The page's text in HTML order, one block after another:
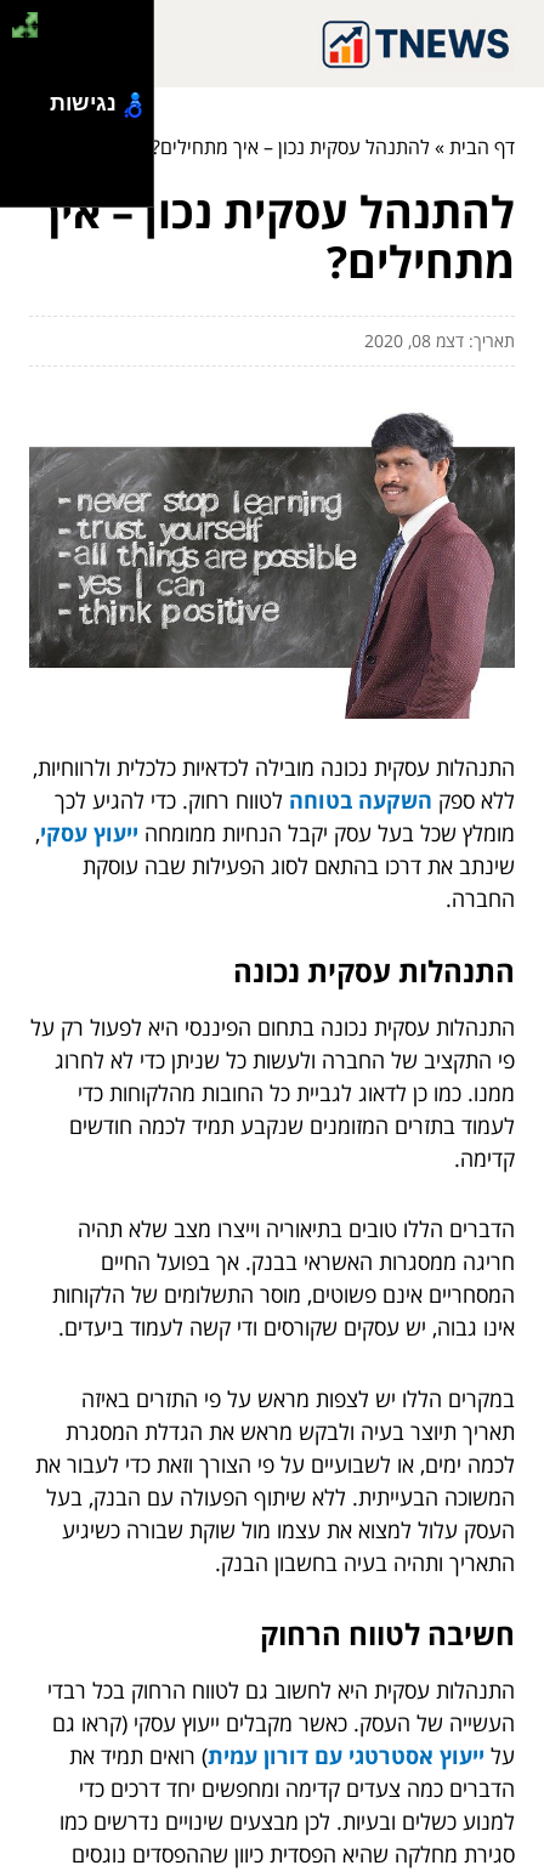
דף הבית»להתנהל עסקית נכון – איך מתחילים?
להתנהל עסקית נכון – איך
מתחילים?
תאריך: דצמ 08, 2020
התנהלות עסקית נכונה מובילה לכדאיות כלכלית ולרווחיות,
ללא ספק השקעה בטוחה לטווח רחוק. כדי להגיע לכך
מומלץ שכל בעל עסק יקבל הנחיות ממומחה ייעוץ עסקי,
שינתב את דרכו בהתאם לסוג הפעילות שבה עוסקת
החברה.
התנהלות עסקית נכונה
התנהלות עסקית נכונה בתחום הפיננסי היא לפעול רק על
פי התקציב של החברה ולעשות כל שניתן כדי לא לחרוג
ממנו. כמו כן לדאוג לגביית כל החובות מהלקוחות כדי
לעמוד בתזרים המזומנים שנקבע תמיד לכמה חודשים
קדימה.
הדברים הללו טובים בתיאוריה וייצרו מצב שלא תהיה
חריגה ממסגרות האשראי בבנק. אך בפועל החיים
המסחריים אינם פשוטים, מוסר התשלומים של הלקוחות
אינו גבוה, יש עסקים שקורסים ודי קשה לעמוד ביעדים.
במקרים הללו יש לצפות מראש על פי התזרים באיזה
תאריך תיוצר בעיה ולבקש מראש את הגדלת המסגרת
לכמה ימים, או לשבועיים על פי הצורך וזאת כדי לעבור את
המשוכה הבעייתית. ללא שיתוף הפעולה עם הבנק, בעל
העסק עלול למצוא את עצמו מול שוקת שבורה כשיגיע
התאריך ותהיה בעיה בחשבון הבנק.
חשיבה לטווח הרחוק
התנהלות עסקית היא לחשוב גם לטווח הרחוק בכל רבדי
העשייה של העסק. כאשר מקבלים ייעוץ עסקי (קראו גם
על ייעוץ אסטרטגי עם דורון עמית) רואים תמיד את
הדברים כמה צעדים קדימה ומחפשים יחד דרכים כדי
למנוע כשלים ובעיות. לכן מבצעים שינויים נדרשים כמו
סגירת מחלקה שהיא הפסדית כיוון שההפסדים נוגסים
נגישות